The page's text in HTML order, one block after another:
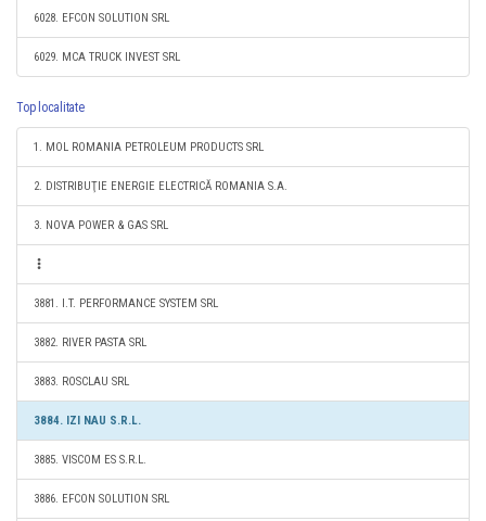
6028. EFCON SOLUTION SRL
6029. MCA TRUCK INVEST SRL
Top localitate
1. MOL ROMANIA PETROLEUM PRODUCTS SRL
2. DISTRIBUŢIE ENERGIE ELECTRICĂ ROMANIA S.A.
3. NOVA POWER & GAS SRL
3881. I.T. PERFORMANCE SYSTEM SRL
3882. RIVER PASTA SRL
3883. ROSCLAU SRL
3884. IZI NAU S.R.L.
3885. VISCOM ES S.R.L.
3886. EFCON SOLUTION SRL